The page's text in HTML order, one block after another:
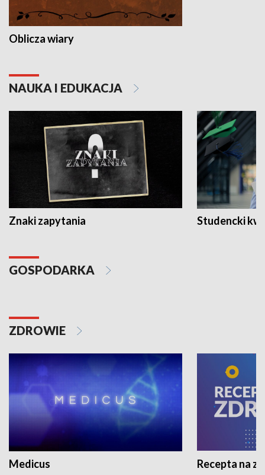
Oblicza wiary
NAUKA I EDUKACJA
Znaki zapytania Studencki
GOSPODARKA
ZDROWIE
Medicus Recepta na